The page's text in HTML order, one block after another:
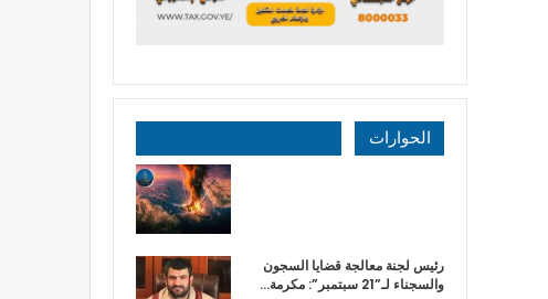
الحوارات
رئيس لجنة معالجة قضايا السجون
والسجناء لـ”21 سبتمبر”: مكرمة…